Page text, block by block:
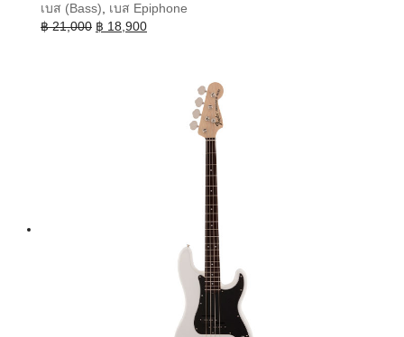
เบส (Bass), เบส Epiphone
฿21,000 Original
฿ 18,900Current